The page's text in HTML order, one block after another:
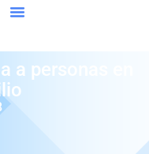
personas en